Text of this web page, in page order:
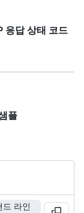
답 상태 코드
플
라인